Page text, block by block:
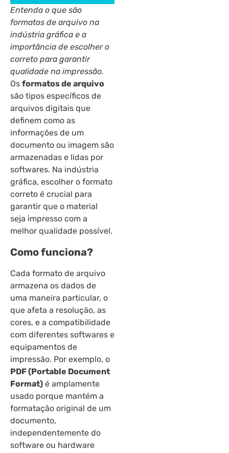
Entenda o que são
formatos de arquivo na
indústria gráfica e a
importância de escolher o
correto para garantir
qualidade na impressão.
Os formatos de arquivo
são tipos específicos de
arquivos digitais que
definem como as
informações de um
documento ou imagem são
armazenadas e lidas por
softwares. Na indústria
gráfica, escolher o formato
correto é crucial para
garantir que o material
seja impresso com a
melhor qualidade possível.
Como funciona?
Cada formato de arquivo
armazena os dados de
uma maneira particular, o
que afeta a resolução, as
cores, e a compatibilidade
com diferentes softwares e
equipamentos de
impressão. Por exemplo, o
PDF (Portable Document
Format) é amplamente
usado porque mantém a
formatação original de um
documento,
independentemente do
software ou hardware